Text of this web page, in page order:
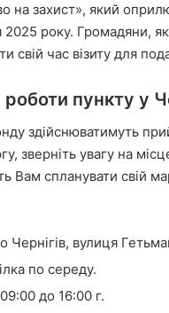
на захист», який
2025 року. Громадяни,
свій час візиту для
пункту у
здійснюватимуть
зверніть увагу на
Вам спланувати свій
Чернігів, вулиця
по середу.
до 16:00 г.